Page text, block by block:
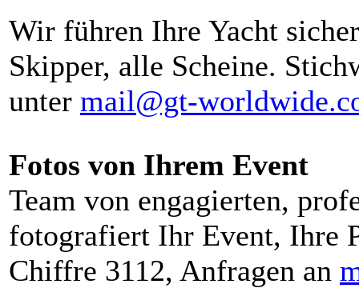
Wir führen Ihre Yacht
Skipper, alle Scheine.
unter mail@gt-
Fotos von Ihrem Event
Team von engagierten,
fotografiert Ihr Event, Ihre
Chiffre 3112, Anfragen an